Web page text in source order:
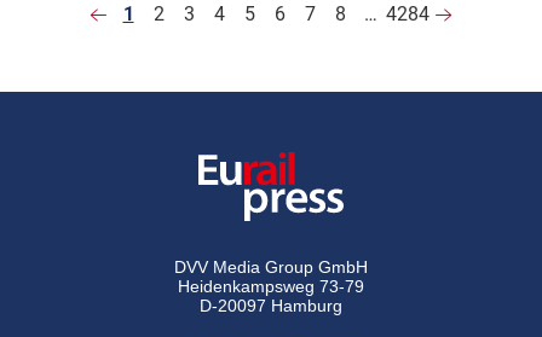
1 2 3 4 5 6 7 8 … 4284
DVV Media Group GmbH
Heidenkampsweg 73-79
D-20097 Hamburg